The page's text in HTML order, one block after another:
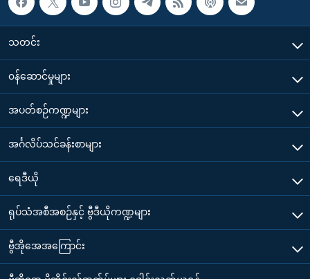
သတင်း
၀န်ဆောင်မှုများ
အပတ်စဉ်ကဏ္ဍများ
အင်္ဂလိပ်သင်ခန်းစာများ
ရေဒီယို
ရုပ်သံအစီအစဉ်နှင့် ဗွီဒီယိုကဏ္ဍများ
ဗွီအိုအေအကြောင်း